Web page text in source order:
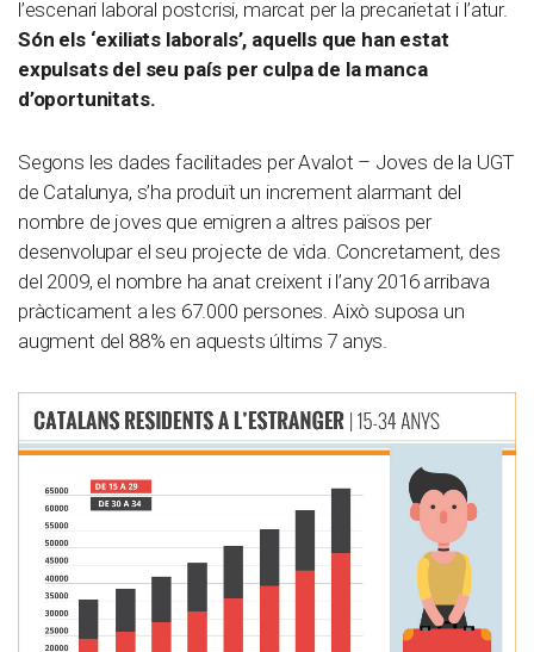
l’escenari laboral postcrisi, marcat per la precarietat i l’atur.
Són els ‘exiliats laborals’, aquells que han estat
expulsats del seu país per culpa de la manca
d’oportunitats.
Segons les dades facilitades per Avalot – Joves de la UGT
de Catalunya, s’ha produït un increment alarmant del
nombre de joves que emigren a altres països per
desenvolupar el seu projecte de vida. Concretament, des
del 2009, el nombre ha anat creixent i l’any 2016 arribava
pràcticament a les 67.000 persones. Això suposa un
augment del 88% en aquests últims 7 anys.